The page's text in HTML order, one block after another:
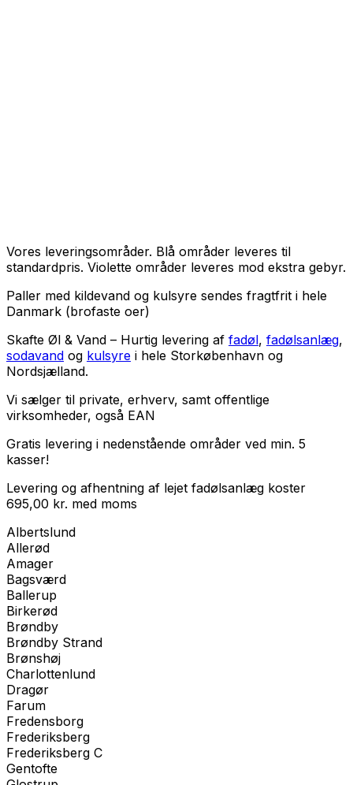
Vores leveringsområder. Blå områder leveres til
standardpris. Violette områder leveres mod ekstra gebyr.
Paller med kildevand og kulsyre sendes fragtfrit i hele
Danmark (brofaste oer)
Skafte Øl & Vand – Hurtig levering af fadøl, fadølsanlæg,
sodavand og kulsyre i hele Storkøbenhavn og
Nordsjælland.
Vi sælger til private, erhverv, samt offentlige
virksomheder, også EAN
Gratis levering i nedenstående områder ved min. 5
kasser!
Levering og afhentning af lejet fadølsanlæg koster
695,00 kr. med moms
Albertslund
Allerød
Amager
Bagsværd
Ballerup
Birkerød
Brøndby
Brøndby Strand
Brønshøj
Charlottenlund
Dragør
Farum
Fredensborg
Frederiksberg
Frederiksberg C
Gentofte